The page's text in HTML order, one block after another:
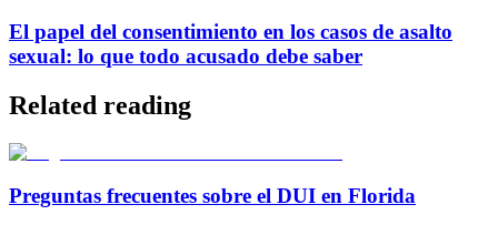
El papel del consentimiento en los casos de asalto
sexual: lo que todo acusado debe saber
Related reading
Preguntas frecuentes sobre el DUI en Florida